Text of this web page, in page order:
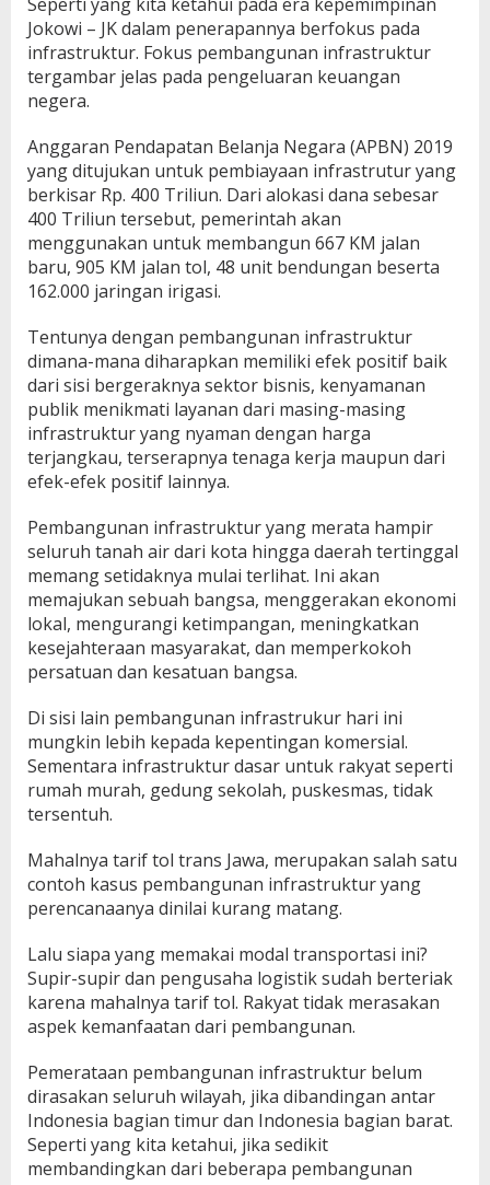
Jokowi – JK dalam penerapannya berfokus pada
infrastruktur. Fokus pembangunan infrastruktur
tergambar jelas pada pengeluaran keuangan
negera.
Anggaran Pendapatan Belanja Negara (APBN) 2019
yang ditujukan untuk pembiayaan infrastrutur yang
berkisar Rp. 400 Triliun. Dari alokasi dana sebesar
400 Triliun tersebut, pemerintah akan
menggunakan untuk membangun 667 KM jalan
baru, 905 KM jalan tol, 48 unit bendungan beserta
162.000 jaringan irigasi.
Tentunya dengan pembangunan infrastruktur
dimana-mana diharapkan memiliki efek positif baik
dari sisi bergeraknya sektor bisnis, kenyamanan
publik menikmati layanan dari masing-masing
infrastruktur yang nyaman dengan harga
terjangkau, terserapnya tenaga kerja maupun dari
efek-efek positif lainnya.
Pembangunan infrastruktur yang merata hampir
seluruh tanah air dari kota hingga daerah tertinggal
memang setidaknya mulai terlihat. Ini akan
memajukan sebuah bangsa, menggerakan ekonomi
lokal, mengurangi ketimpangan, meningkatkan
kesejahteraan masyarakat, dan memperkokoh
persatuan dan kesatuan bangsa.
Di sisi lain pembangunan infrastrukur hari ini
mungkin lebih kepada kepentingan komersial.
Sementara infrastruktur dasar untuk rakyat seperti
rumah murah, gedung sekolah, puskesmas, tidak
tersentuh.
Mahalnya tarif tol trans Jawa, merupakan salah satu
contoh kasus pembangunan infrastruktur yang
perencanaanya dinilai kurang matang.
Lalu siapa yang memakai modal transportasi ini?
Supir-supir dan pengusaha logistik sudah berteriak
karena mahalnya tarif tol. Rakyat tidak merasakan
aspek kemanfaatan dari pembangunan.
Pemerataan pembangunan infrastruktur belum
dirasakan seluruh wilayah, jika dibandingan antar
Indonesia bagian timur dan Indonesia bagian barat.
Seperti yang kita ketahui, jika sedikit
membandingkan dari beberapa pembangunan